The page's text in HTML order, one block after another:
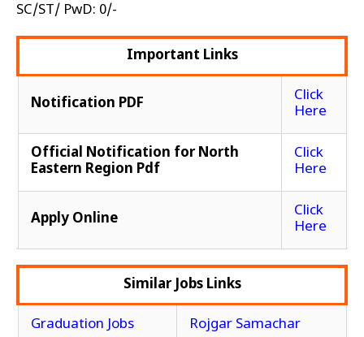
SC/ST/ PwD: ₹0/-
Important Links
Notification PDF
Click
Here
Official Notification for North
Eastern Region Pdf
Click
Here
Apply Online
Click
Here
Similar Jobs Links
Graduation Jobs Rojgar Samachar